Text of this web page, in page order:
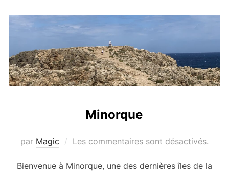
Minorque
par Magic Les commentaires sont désactivés.
Bienvenue à Minorque, une des dernières îles de la